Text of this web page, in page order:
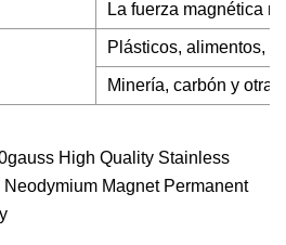
La fuerza magnética
Plásticos, alimentos,
Minería, carbón y